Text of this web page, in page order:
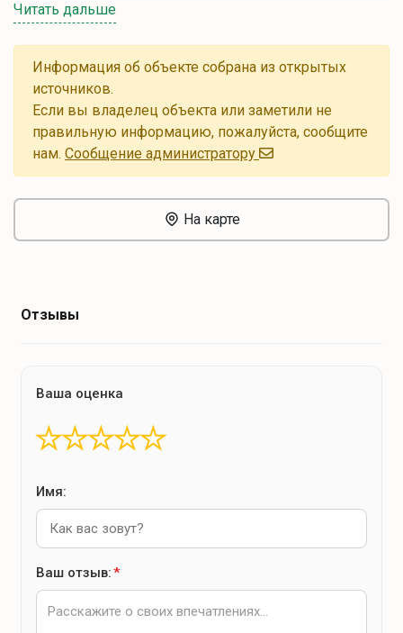
В ресторане есть три общих и один банкетный зал, а
также планируется открытие террасы с барной стойкой
и кальяном. Удобное расположение, приятный персонал
и спокойная атмосфера делают "Кинзу" отличным
выбором для любого торжества, а индивидуальный
подход к каждому гостю оставит только
положительные впечатления.
Читать дальше
Информация об объекте собрана из открытых
источников.
Если вы владелец объекта или заметили не
правильную информацию, пожалуйста, сообщите
нам. Cообщение администратору
На карте
Отзывы
Ваша оценка
★
★
★
★
★
Имя:
Ваш отзыв:*